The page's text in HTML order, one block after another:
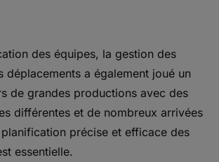
des équipes, la gestion des
déplacements a également joué un
de grandes productions avec des
différentes et de nombreux arrivées
précise et efficace des
essentielle.